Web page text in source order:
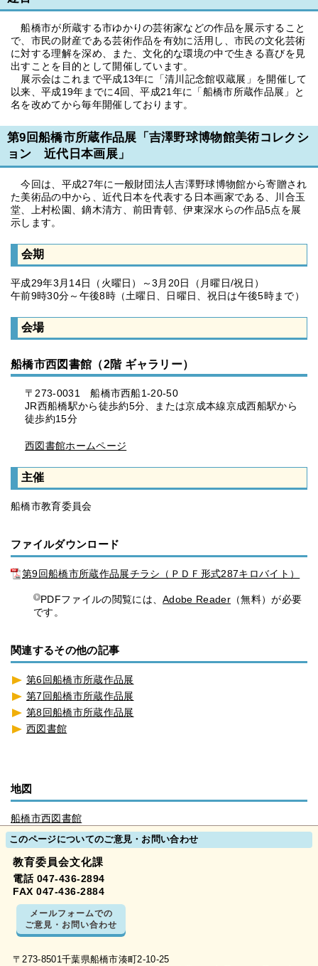
船橋市が所蔵する市ゆかりの芸術家などの作品を展示すること
で、市民の財産である芸術作品を有効に活用し、市民の文化芸術
に対する理解を深め、また、文化的な環境の中で生きる喜びを見
出すことを目的として開催しています。
展示会はこれまで平成13年に「清川記念館収蔵展」を開催して
以来、平成19年までに4回、平成21年に「船橋市所蔵作品展」と
名を改めてから毎年開催しております。
第9回船橋市所蔵作品展「吉澤野球博物館美術コレクシ
ョン 近代日本画展」
今回は、平成27年に一般財団法人吉澤野球博物館から寄贈され
た美術品の中から、近代日本を代表する日本画家である、川合玉
堂、上村松園、鏑木清方、前田青邨、伊東深水らの作品5点を展
示します。
会期
平成29年3月14日（火曜日）～3月20日（月曜日/祝日）
午前9時30分～午後8時（土曜日、日曜日、祝日は午後5時まで）
会場
船橋市西図書館（2階 ギャラリー）
〒273-0031 船橋市西船1-20-50
JR西船橋駅から徒歩約5分、または京成本線京成西船駅から
徒歩約15分
西図書館ホームページ
主催
船橋市教育委員会
ファイルダウンロード
第9回船橋市所蔵作品展チラシ（ＰＤＦ形式287キロバイト）
PDFファイルの閲覧には、Adobe Reader （無料）が必要
です。
関連するその他の記事
第6回船橋市所蔵作品展
第7回船橋市所蔵作品展
第8回船橋市所蔵作品展
西図書館
地図
船橋市西図書館
このページについてのご意見・お問い合わせ
教育委員会文化課
電話 047-436-2894
FAX 047-436-2884
メールフォームでの
ご意見・お問い合わせ
〒273-8501千葉県船橋市湊町2-10-25